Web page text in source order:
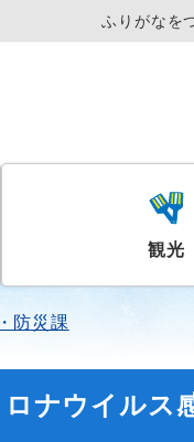
ふりがなを
観光
防災課
ロナウイルス